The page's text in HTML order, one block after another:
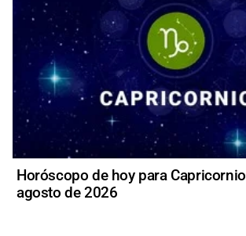
Horóscopo de hoy para
agosto de 2026